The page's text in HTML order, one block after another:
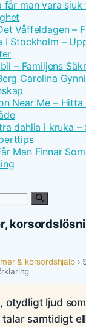
får man vara
Våffeldagen –
I Stockholm –
– Familjens
Carolina
Near Me –
dahlia i kruka –
Man Finnar
& korsordshjälp›
otydligt ljud
samtidigt